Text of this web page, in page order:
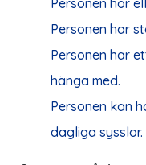
Personen har
Personen har
hänga med.
Personen kan
dagliga sysslor.